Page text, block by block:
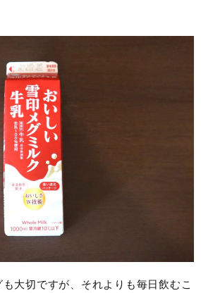
大切ですが、それよりも毎日飲むこ